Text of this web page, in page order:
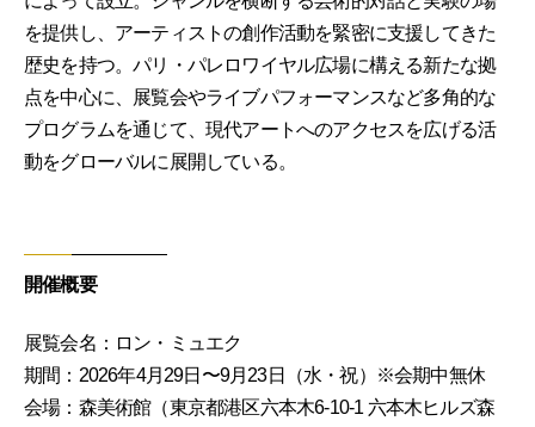
を提供し、アーティストの創作活動を緊密に支援してきた
歴史を持つ。パリ・パレロワイヤル広場に構える新たな拠
点を中心に、展覧会やライブパフォーマンスなど多角的な
プログラムを通じて、現代アートへのアクセスを広げる活
動をグローバルに展開している。
開催概要
展覧会名：ロン・ミュエク
期間：2026年4月29日〜9月23日（水・祝）※会期中無休
会場：森美術館（東京都港区六本木6-10-1 六本木ヒルズ森